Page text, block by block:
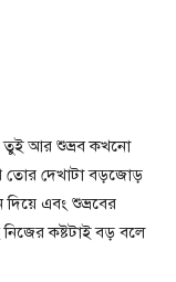
তুই আর শুভ্রব কখনো
তোর দেখাটা বড়জোড়
দিয়ে এবং শুভ্রবের
নিজের কষ্টটাই বড় বলে